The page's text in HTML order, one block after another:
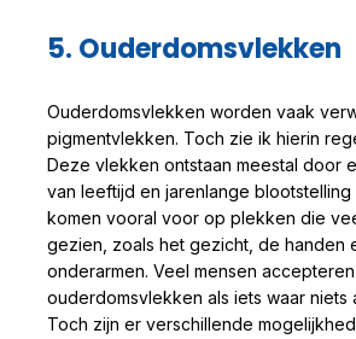
5. Ouderdomsvlekken
Ouderdomsvlekken worden vaak
pigmentvlekken. Toch zie ik hierin
Deze vlekken ontstaan meestal door
van leeftijd en jarenlange blootstelling
komen vooral voor op plekken die
gezien, zoals het gezicht, de handen
onderarmen. Veel mensen accepteren
ouderdomsvlekken als iets waar niets
Toch zijn er verschillende